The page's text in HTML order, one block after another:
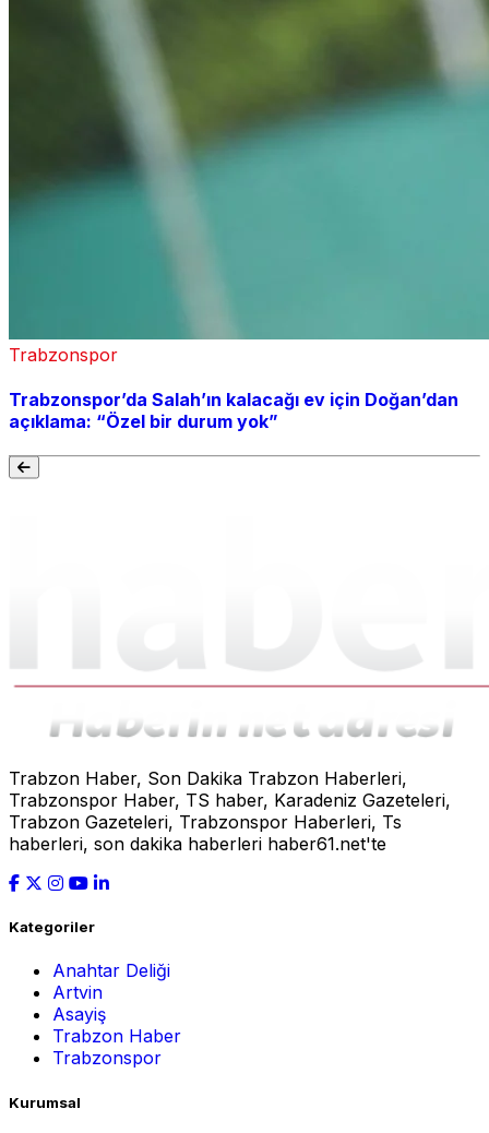
Trabzonspor
Trabzonspor’da Salah’ın kalacağı ev için Doğan’dan
açıklama: “Özel bir durum yok”
Trabzon Haber, Son Dakika Trabzon Haberleri,
Trabzonspor Haber, TS haber, Karadeniz Gazeteleri,
Trabzon Gazeteleri, Trabzonspor Haberleri, Ts
haberleri, son dakika haberleri haber61.net'te
Kategoriler
Anahtar Deliği
Artvin
Asayiş
Trabzon Haber
Trabzonspor
Kurumsal